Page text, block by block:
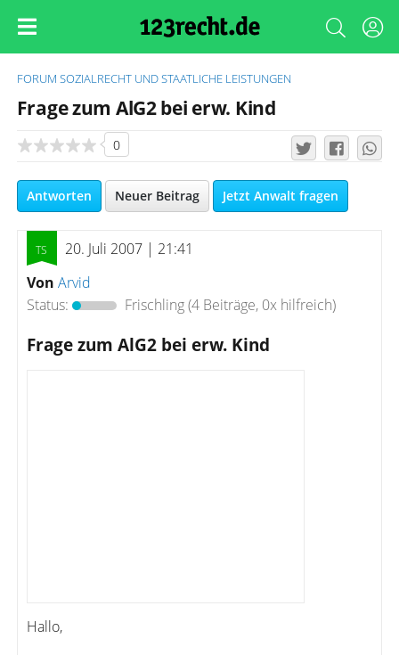
FORUM SOZIALRECHT UND STAATLICHE LEISTUNGEN
Frage zum AlG2 bei erw. Kind
0
Antworten Neuer Beitrag Jetzt Anwalt fragen
20. Juli 2007 | 21:41
Von Arvid
Status:
Frischling(4 Beiträge, 0x hilfreich)
Frage zum AlG2 bei erw. Kind
Hallo,